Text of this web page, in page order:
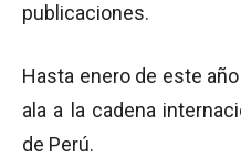
publicaciones.
Hasta enero de este
ala a la cadena
de Perú.